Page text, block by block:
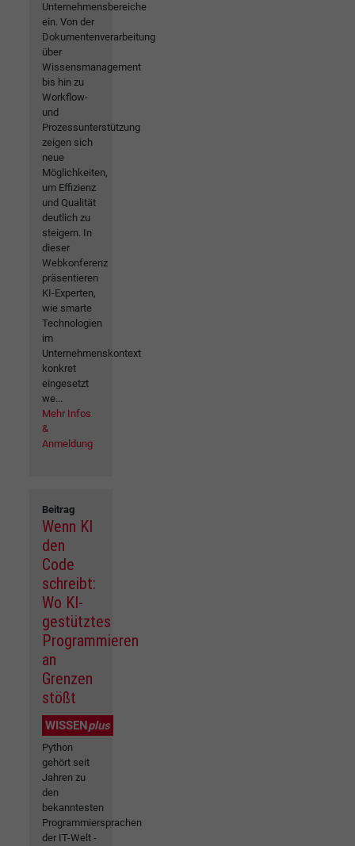
Unternehmensbereiche
ein. Von der
Dokumentenverarbeitung
über
Wissensmanagement
bis hin zu
Workflow-
und
Prozessunterstützung
zeigen sich
neue
Möglichkeiten,
um Effizienz
und Qualität
deutlich zu
steigern. In
dieser
Webkonferenz
präsentieren
KI-Experten,
wie smarte
Technologien
im
Unternehmenskontext
konkret
eingesetzt
we...
Mehr Infos
&
Anmeldung
Beitrag
Wenn KI
den
Code
schreibt:
Wo KI-
gestütztes
Programmieren
an
Grenzen
stößt
WISSENplus
Python
gehört seit
Jahren zu
den
bekanntesten
Programmiersprachen
der IT-Welt -